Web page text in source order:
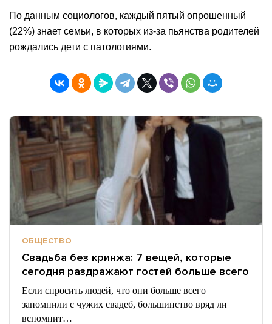
По данным социологов, каждый пятый опрошенный
(22%) знает семьи, в которых из-за пьянства родителей
рождались дети с патологиями.
ОБЩЕСТВО
Свадьба без кринжа: 7 вещей, которые
сегодня раздражают гостей больше всего
Если спросить людей, что они больше всего
запомнили с чужих свадеб, большинство вряд ли
вспомнит…